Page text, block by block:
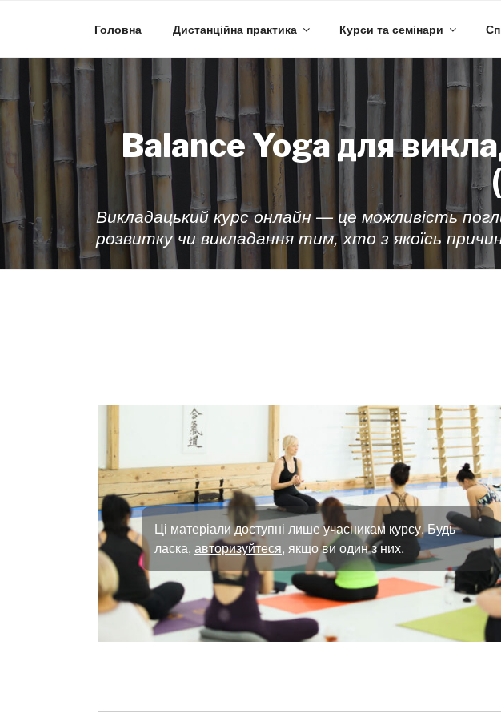
Головна Дистанційна практика Курси та семінари
Balance Yoga для
Викладацький курс онлайн — це можливість
розвитку чи викладання тим, хто з якоїсь
Ці матеріали доступні лише учасникам курсу. Будь
ласка, авторизуйтеся, якщо ви один з них.